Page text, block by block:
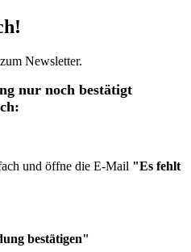
Newsletter.
nur noch bestätigt
und öffne die E-Mail "Es fehlt
bestätigen"